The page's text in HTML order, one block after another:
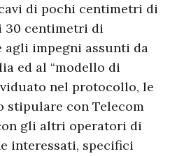
di pochi centimetri di
30 centimetri di
agli impegni assunti da
ed al “modello di
nel protocollo, le
stipulare con Telecom
gli altri operatori di
interessati, specifici